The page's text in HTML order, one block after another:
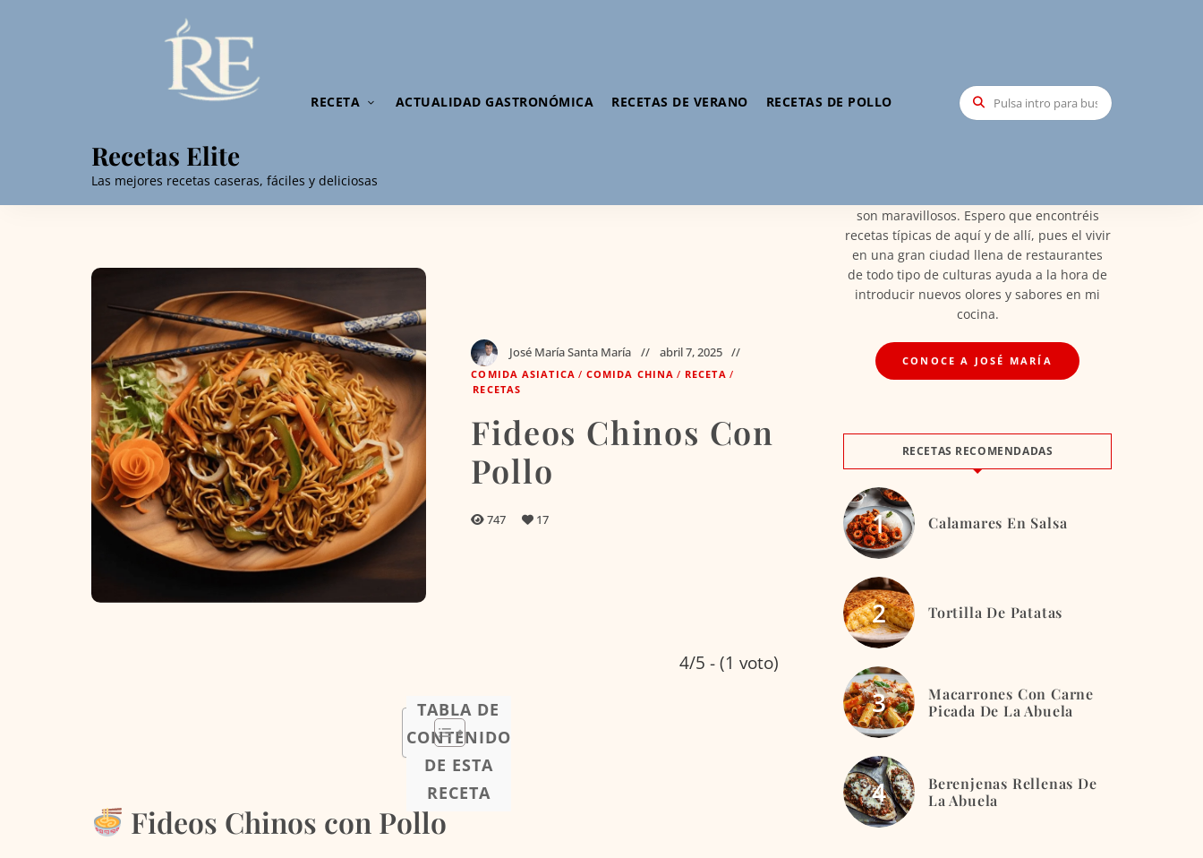
Recetas Elite
Las mejores recetas caseras, fáciles y deliciosas
RECETA ACTUALIDAD GASTRONÓMICA RECETAS DE VERANO RECETAS DE POLLO
José María Santa María abril 7, 2025
COMIDA ASIATICA / COMIDA CHINA / RECETA /
RECETAS
Fideos Chinos Con
Pollo
747 17
4/5 - (1 voto)
TABLA DE
CONTENIDO
DE ESTA
RECETA
Fideos Chinos con Pollo
Hola, soy José María
Mi nombre es José María Santa María,
son maravillosos. Espero que encontréis
recetas típicas de aquí y de allí, pues el vivir
en una gran ciudad llena de restaurantes
de todo tipo de culturas ayuda a la hora de
introducir nuevos olores y sabores en mi
cocina.
CONOCE A JOSÉ MARÍA
RECETAS RECOMENDADAS
Calamares En Salsa
Tortilla De Patatas
Macarrones Con Carne
Picada De La Abuela
Berenjenas Rellenas De
La Abuela